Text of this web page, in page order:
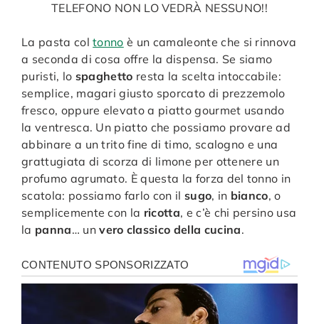
TELEFONO NON LO VEDRÀ NESSUNO!!
La pasta coltonno è un camaleonte che si rinnova
a seconda di cosa offre la dispensa. Se siamo
puristi, lo spaghetto resta la scelta intoccabile:
semplice, magari giusto sporcato di prezzemolo
fresco, oppure elevato a piatto gourmet usando
la ventresca. Un piatto che possiamo provare ad
abbinare a un trito fine di timo, scalogno e una
grattugiata di scorza di limone per ottenere un
profumo agrumato. È questa la forza del tonno in
scatola: possiamo farlo con il sugo, in bianco, o
semplicemente con la ricotta, e c’è chi persino usa
la panna… unvero classico della cucina.